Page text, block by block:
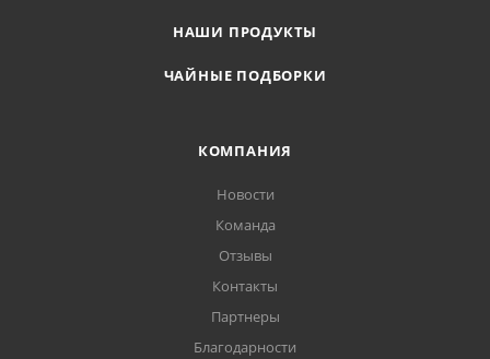
НАШИ ПРОДУКТЫ
ЧАЙНЫЕ ПОДБОРКИ
КОМПАНИЯ
Новости
Команда
Отзывы
Контакты
Партнеры
Благодарности